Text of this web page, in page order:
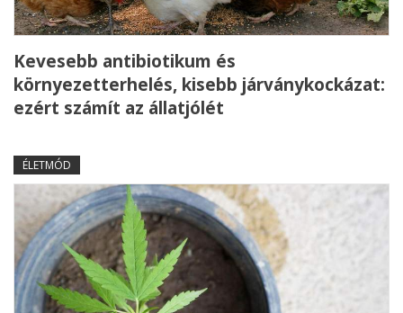
Kevesebb antibiotikum és
környezetterhelés, kisebb járványkockázat:
ezért számít az állatjólét
ÉLETMÓD